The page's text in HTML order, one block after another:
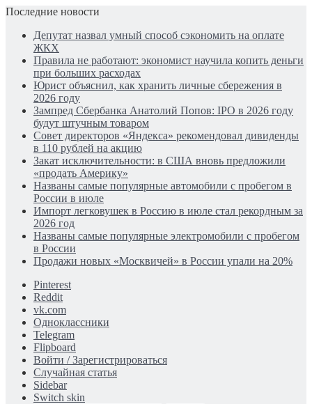
Последние новости
Депутат назвал умный способ сэкономить на оплате
ЖКХ
Правила не работают: экономист научила копить деньги
при больших расходах
Юрист объяснил, как хранить личные сбережения в
2026 году
Зампред Сбербанка Анатолий Попов: IPO в 2026 году
будут штучным товаром
Совет директоров «Яндекса» рекомендовал дивиденды
в 110 рублей на акцию
Закат исключительности: в США вновь предложили
«продать Америку»
Названы самые популярные автомобили с пробегом в
России в июле
Импорт легковушек в Россию в июле стал рекордным за
2026 год
Названы самые популярные электромобили с пробегом
в России
Продажи новых «Москвичей» в России упали на 20%
Pinterest
Reddit
vk.com
Одноклассники
Telegram
Flipboard
Войти / Зарегистрироваться
Случайная статья
Sidebar
Switch skin